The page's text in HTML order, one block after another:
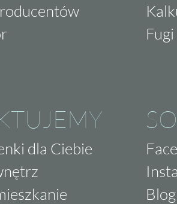
dla Ciebie
Blog